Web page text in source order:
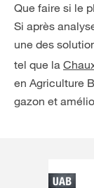
Que faire si le
Si après
une des
tel que la
en Agriculture
gazon et